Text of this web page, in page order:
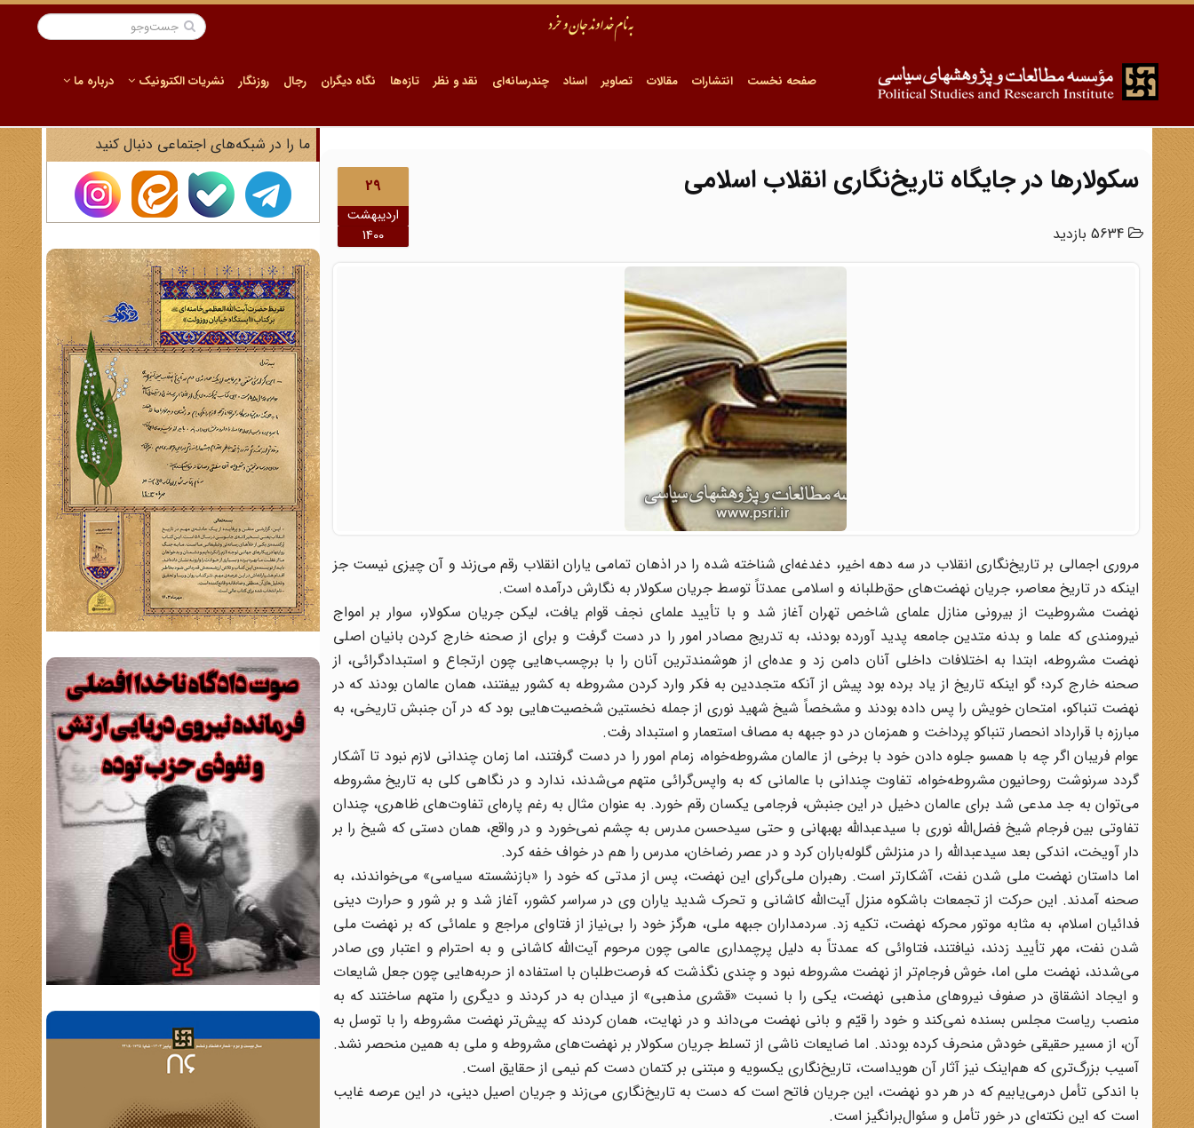
صفحه نخست انتشارات مقالات تصاویر اسناد چندرسانه‌ای نقد و نظر تازه‌ها نگاه دیگران رجال روزنگار نشریات الکترونیک درباره ما
29
اردیبهشت
1400
سکولارها در جایگاه تاریخ‌نگاری انقلاب اسلامی
مروری اجمالی بر تاریخ‌نگاری انقلاب در سه دهه اخیر، دغدغه‌ای شناخته شده را در اذهان تمامی یاران انقلاب رقم می‌زند و آن چیزی نیست جز
اینکه در تاریخ معاصر، جریان نهضت‌های حق‌طلبانه و اسلامی عمدتاً توسط جریان سکولار به نگارش درآمده است.
نهضت مشروطیت از بیرونی منازل علمای شاخص تهران آغاز شد و با تأیید علمای نجف قوام یافت، لیکن جریان سکولار، سوار بر امواج
نیرومندی که علما و بدنه متدین جامعه پدید آورده بودند، به تدریج مصادر امور را در دست گرفت و برای از صحنه خارج کردن بانیان اصلی
نهضت مشروطه، ابتدا به اختلافات داخلی آنان دامن زد و عده‌ای از هوشمندترین آنان را با برچسب‌هایی چون ارتجاع و استبدادگرائی، از
صحنه خارج کرد؛ گو اینکه تاریخ از یاد برده بود پیش از آنکه متجددین به فکر وارد کردن مشروطه به کشور بیفتند، همان عالمان بودند که در
نهضت تنباکو، امتحان خویش را پس داده بودند و مشخصاً شیخ شهید نوری از جمله نخستین شخصیت‌هایی بود که در آن جنبش تاریخی، به
مبارزه با قرارداد انحصار تنباکو پرداخت و همزمان در دو جبهه به مصاف استعمار و استبداد رفت.
عوام فریبان اگر چه با همسو جلوه دادن خود با برخی از عالمان مشروطه‌خواه، زمام امور را در دست گرفتند، اما زمان چندانی لازم نبود تا آشکار
گردد سرنوشت روحانیون مشروطه‌خواه، تفاوت چندانی با عالمانی که به واپس‌گرائی متهم می‌شدند، ندارد و در نگاهی کلی به تاریخ مشروطه
می‌توان به جد مدعی شد برای عالمان دخیل در این جنبش، فرجامی یکسان رقم خورد. به عنوان مثال به رغم پاره‌ای تفاوت‌های ظاهری، چندان
تفاوتی بین فرجام شیخ فضل‌الله نوری با سیدعبدالله بهبهانی و حتی سیدحسن مدرس به چشم نمی‌خورد و در واقع، همان دستی که شیخ را بر
دار آویخت، اندکی بعد سیدعبدالله را در منزلش گلوله‌باران کرد و در عصر رضاخان، مدرس را هم در خواف خفه کرد.
اما داستان نهضت ملی شدن نفت، آشکارتر است. رهبران ملی‌گرای این نهضت، پس از مدتی که خود را «بازنشسته سیاسی» می‌خواندند، به
صحنه آمدند. این حرکت از تجمعات باشکوه منزل آیت‌الله کاشانی و تحرک شدید یاران وی در سراسر کشور، آغاز شد و بر شور و حرارت دینی
فدائیان اسلام، به مثابه موتور محرکه نهضت، تکیه زد. سردمداران جبهه ملی، هرگز خود را بی‌نیاز از فتاوای مراجع و علمائی که بر نهضت ملی
شدن نفت، مهر تأیید زدند، نیافتند، فتاوائی که عمدتاً به دلیل پرچمداری عالمی چون مرحوم آیت‌الله کاشانی و به احترام و اعتبار وی صادر
می‌شدند، نهضت ملی اما، خوش فرجام‌تر از نهضت مشروطه نبود و چندی نگذشت که فرصت‌طلبان با استفاده از حربه‌هایی چون جعل شایعات
و ایجاد انشقاق در صفوف نیروهای مذهبی نهضت، یکی را با نسبت «قشری مذهبی» از میدان به در کردند و دیگری را متهم ساختند که به
منصب ریاست مجلس بسنده نمی‌کند و خود را قیّم و بانی نهضت می‌داند و در نهایت، همان کردند که پیش‌تر نهضت مشروطه را با توسل به
آن، از مسیر حقیقی خودش منحرف کرده بودند. اما ضایعات ناشی از تسلط جریان سکولار بر نهضت‌های مشروطه و ملی به همین منحصر نشد.
آسیب بزرگ‌تری که هم‌اینک نیز آثار آن هویداست، تاریخ‌نگاری یکسویه و مبتنی بر کتمان دست کم نیمی از حقایق است.
با اندکی تأمل درمی‌یابیم که در هر دو نهضت، این جریان فاتح است که دست به تاریخ‌نگاری می‌زند و جریان اصیل دینی، در این عرصه غایب
است که این نکته‌ای در خور تأمل و سئوال‌برانگیز است.
ما را در شبکه‌های اجتماعی دنبال کنید